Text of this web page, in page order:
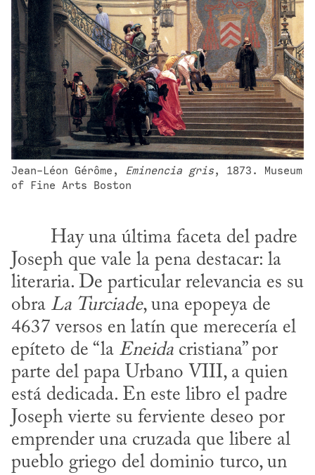
Jean-Léon Gérôme, Eminencia gris, 1873. Museum
of Fine Arts Boston
Joseph que vale la pena destacar: la
literaria. De particular relevancia es su
obra La Turciade, una epopeya de
4637 versos en latín que merecería el
epíteto de “la Eneida cristiana” por
parte del papa Urbano VIII, a quien
está dedicada. En este libro el padre
Joseph vierte su ferviente deseo por
emprender una cruzada que libere al
pueblo griego del dominio turco, un